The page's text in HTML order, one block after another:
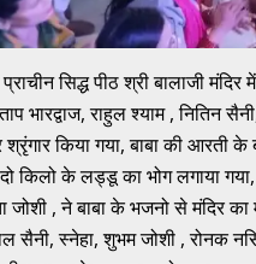
सिद्ध पीठ श्री बालाजी
भारद्वाज, राहुल श्याम , नितिन
किया गया, बाबा की आरती
के लड्डू का भोग लगाया गया,
जोशी , ने बाबा के भजनो से मंदिर
सैनी, स्नेहा, शुभम जोशी , रोनक